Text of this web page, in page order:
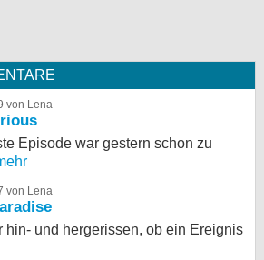
von Lena
Episode war gestern schon zu
von Lena
hin- und hergerissen, ob ein Ereignis